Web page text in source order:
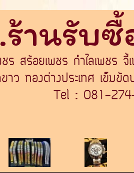
านรับ
ร สร้อยเพชร กำไลเพชร
ว ทองต่างประเทศ เข็ม
Tel : 081-